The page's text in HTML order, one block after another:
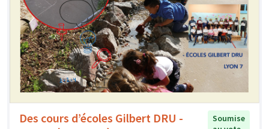
Des cours d’écoles Gilbert DRU -
Soumise